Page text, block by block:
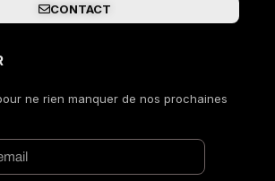
CONTACT
ne rien manquer de nos prochaines